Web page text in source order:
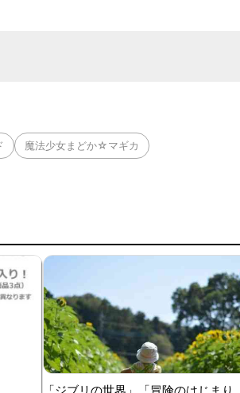
魔法少女まどか☆マギカ